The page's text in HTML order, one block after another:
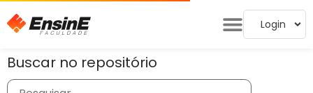
Login
Buscar no repositório